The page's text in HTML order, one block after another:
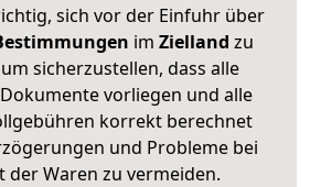
sich vor der Einfuhr über
im Zielland zu
sicherzustellen, dass alle
vorliegen und alle
korrekt berechnet
und Probleme bei
der Waren zu vermeiden.